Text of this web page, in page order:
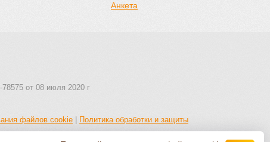
Анкета
от 08 июля 2020 г
файлов cookie
Политика обработки и защиты